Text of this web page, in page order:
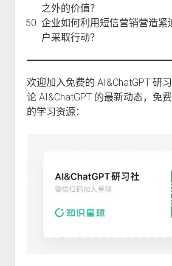
之外的价值？
企业如何利用短信营销营造紧
户采取行动？
欢迎加入免费的 AI&ChatGPT 研
论 AI&ChatGPT 的最新动态，免
的学习资源：